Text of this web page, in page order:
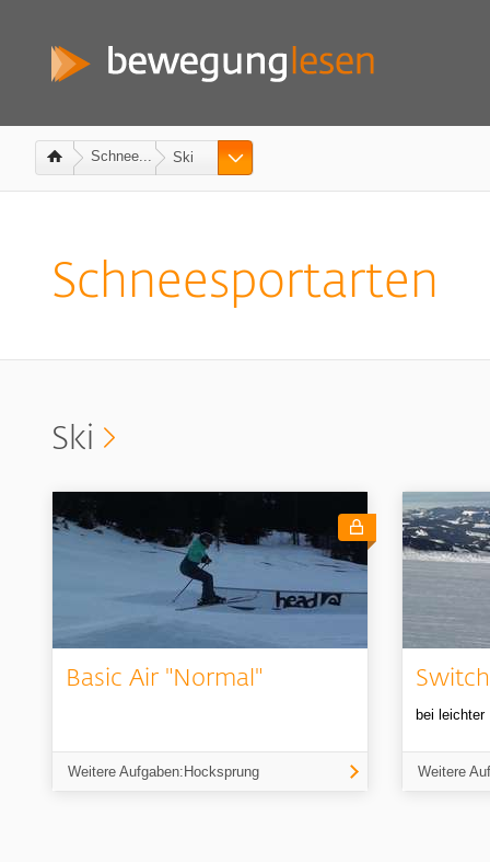
Schnee... Ski
Schneesportarten
Ski
Basic Air "Normal"
Weitere Aufgaben:Hocksprung
Switch
bei leichter
Weitere